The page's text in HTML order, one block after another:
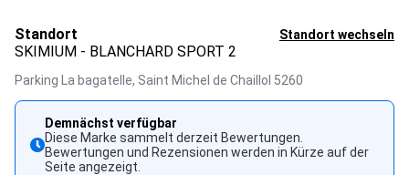
Standort Standort wechseln
SKIMIUM - BLANCHARD SPORT 2
Parking La bagatelle, Saint Michel de Chaillol 5260
Demnächst verfügbar
Diese Marke sammelt derzeit Bewertungen.
Bewertungen und Rezensionen werden in Kürze auf der
Seite angezeigt.